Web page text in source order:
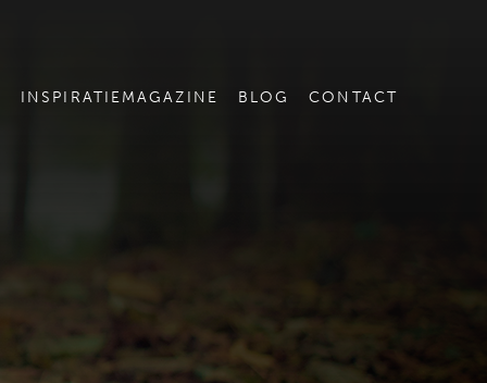
INSPIRATIEMAGAZINE BLOG CONTACT